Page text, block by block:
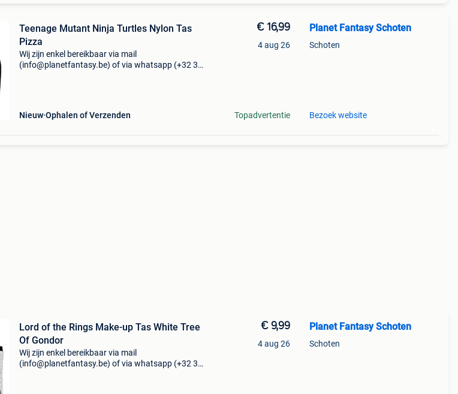
Teenage Mutant Ninja Turtles Nylon Tas
Pizza
Wij zijn enkel bereikbaar via mail
(info@planetfantasy.be) of via whatsapp (+32 3
Nieuw Ophalen of Verzenden
€ 16,99
4 aug 26
Topadvertentie
Planet Fantasy Schoten
Schoten
Bezoek website
Lord of the Rings Make-up Tas White Tree
Of Gondor
Wij zijn enkel bereikbaar via mail
(info@planetfantasy.be) of via whatsapp (+32 3
€ 9,99
4 aug 26
Planet Fantasy Schoten
Schoten